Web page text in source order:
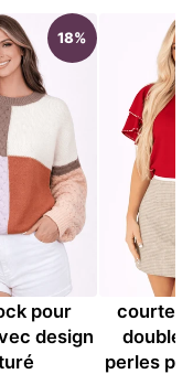
18%
en tricot
pour
design
Pull à
courtes
perles